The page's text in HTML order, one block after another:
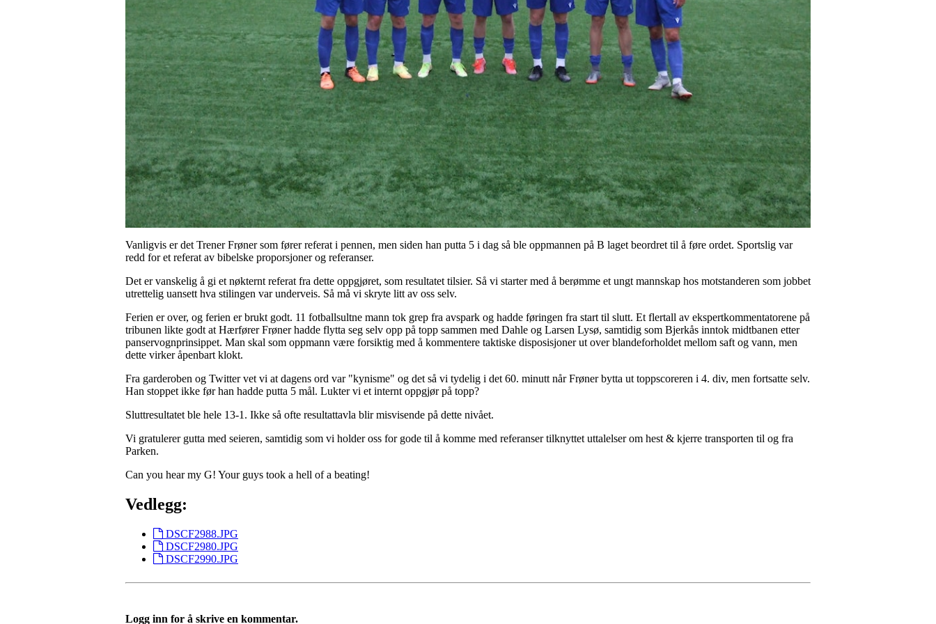
Vanligvis er det Trener Frøner som fører referat i pennen, men siden han putta 5 i dag så ble oppmannen på B laget beordret til å føre ordet. Sportslig var
redd for et referat av bibelske proporsjoner og referanser.
Det er vanskelig å gi et nøkternt referat fra dette oppgjøret, som resultatet tilsier. Så vi starter med å berømme et ungt mannskap hos motstanderen som jobbet
utrettelig uansett hva stilingen var underveis. Så må vi skryte litt av oss selv.
Ferien er over, og ferien er brukt godt. 11 fotballsultne mann tok grep fra avspark og hadde føringen fra start til slutt. Et flertall av ekspertkommentatorene på
tribunen likte godt at Hærfører Frøner hadde flytta seg selv opp på topp sammen med Dahle og Larsen Lysø, samtidig som Bjerkås inntok midtbanen etter
panservognprinsippet. Man skal som oppmann være forsiktig med å kommentere taktiske disposisjoner ut over blandeforholdet mellom saft og vann, men
dette virker åpenbart klokt.
Fra garderoben og Twitter vet vi at dagens ord var "kynisme" og det så vi tydelig i det 60. minutt når Frøner bytta ut toppscoreren i 4. div, men fortsatte selv.
Han stoppet ikke før han hadde putta 5 mål. Lukter vi et internt oppgjør på topp?
Sluttresultatet ble hele 13-1. Ikke så ofte resultattavla blir misvisende på dette nivået.
Vi gratulerer gutta med seieren, samtidig som vi holder oss for gode til å komme med referanser tilknyttet uttalelser om hest & kjerre transporten til og fra
Parken.
Can you hear my G! Your guys took a hell of a beating!
Vedlegg:
DSCF2988.JPG
DSCF2980.JPG
DSCF2990.JPG
Logg inn for å skrive en kommentar.